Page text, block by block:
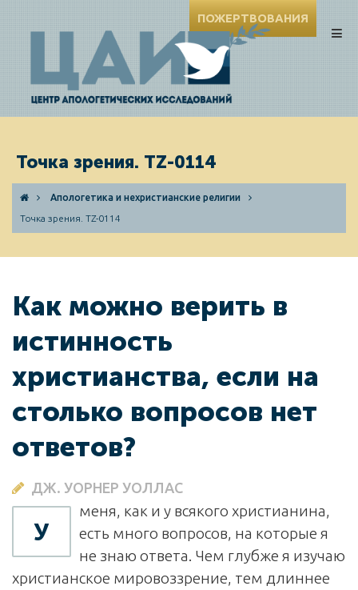
ПОЖЕРТВОВАНИЯ
Точка зрения. TZ-0114
Апологетика и нехристианские религии
Точка зрения. TZ-0114
Как можно верить в
истинность
христианства, если на
столько вопросов нет
ответов?
ДЖ. УОРНЕР УОЛЛАС
У
меня, как и у всякого христианина,
есть много вопросов, на которые я
не знаю ответа. Чем глубже я изучаю
христианское мировоззрение, тем длиннее